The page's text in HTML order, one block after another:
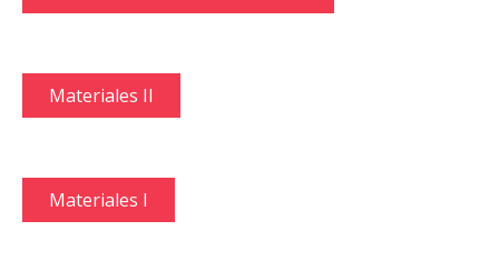
Materiales II
Materiales I